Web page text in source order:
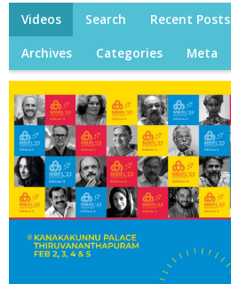
Videos Search Recent Posts
Archives Categories Meta